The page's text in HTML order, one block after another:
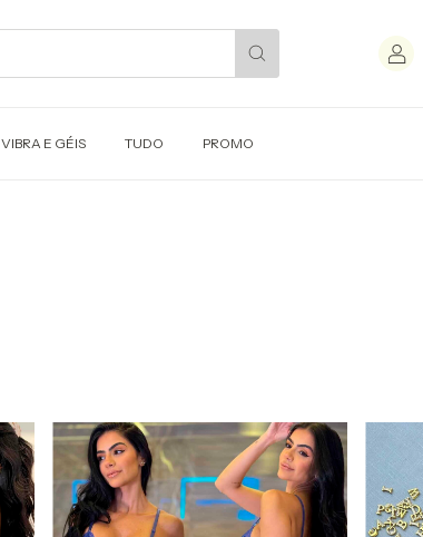
VIBRA E GÉIS TUDO PROMO